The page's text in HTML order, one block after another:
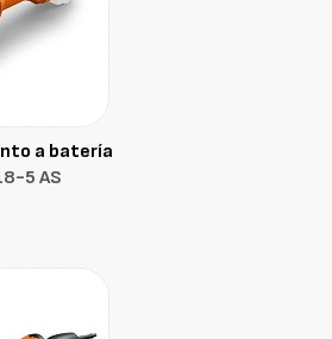
a batería
5 AS